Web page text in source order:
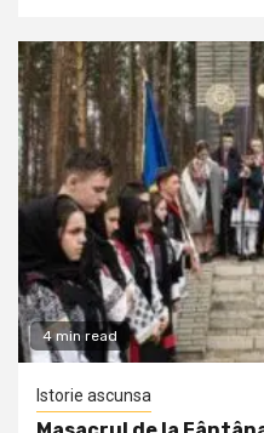
4 min read
Istorie ascunsa